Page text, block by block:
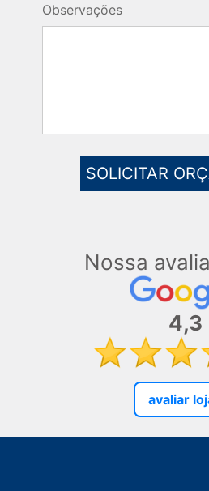
Observações
SOLICITAR
Nossa
4,3
avaliar